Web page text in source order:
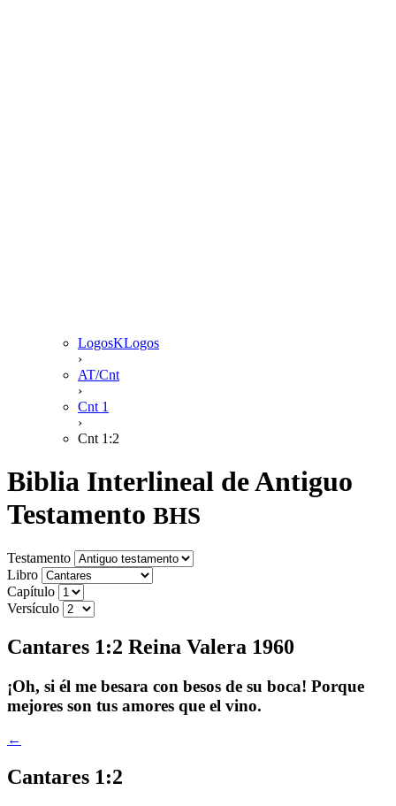
LogosKLogos
›
AT/Cnt
›
Cnt 1
›
Cnt 1:2
Biblia Interlineal de Antiguo
Testamento BHS
Testamento
Libro
Capítulo
Versículo
Cantares 1:2 Reina Valera 1960
¡Oh, si él me besara con besos de su boca! Porque
mejores son tus amores que el vino.
←
Cantares 1:2